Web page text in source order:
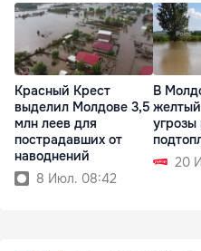
Красный Крест
выделил Молдове 3,5
млн леев для
пострадавших от
наводнений
8 Июл. 08:42
В
угрозы
20